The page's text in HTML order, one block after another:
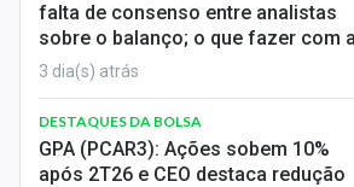
falta de consenso entre analistas
sobre o balanço; o que fazer com
3 dia(s) atrás
DESTAQUES DA BOLSA
GPA (PCAR3): Ações sobem 10%
após 2T26 e CEO destaca redução